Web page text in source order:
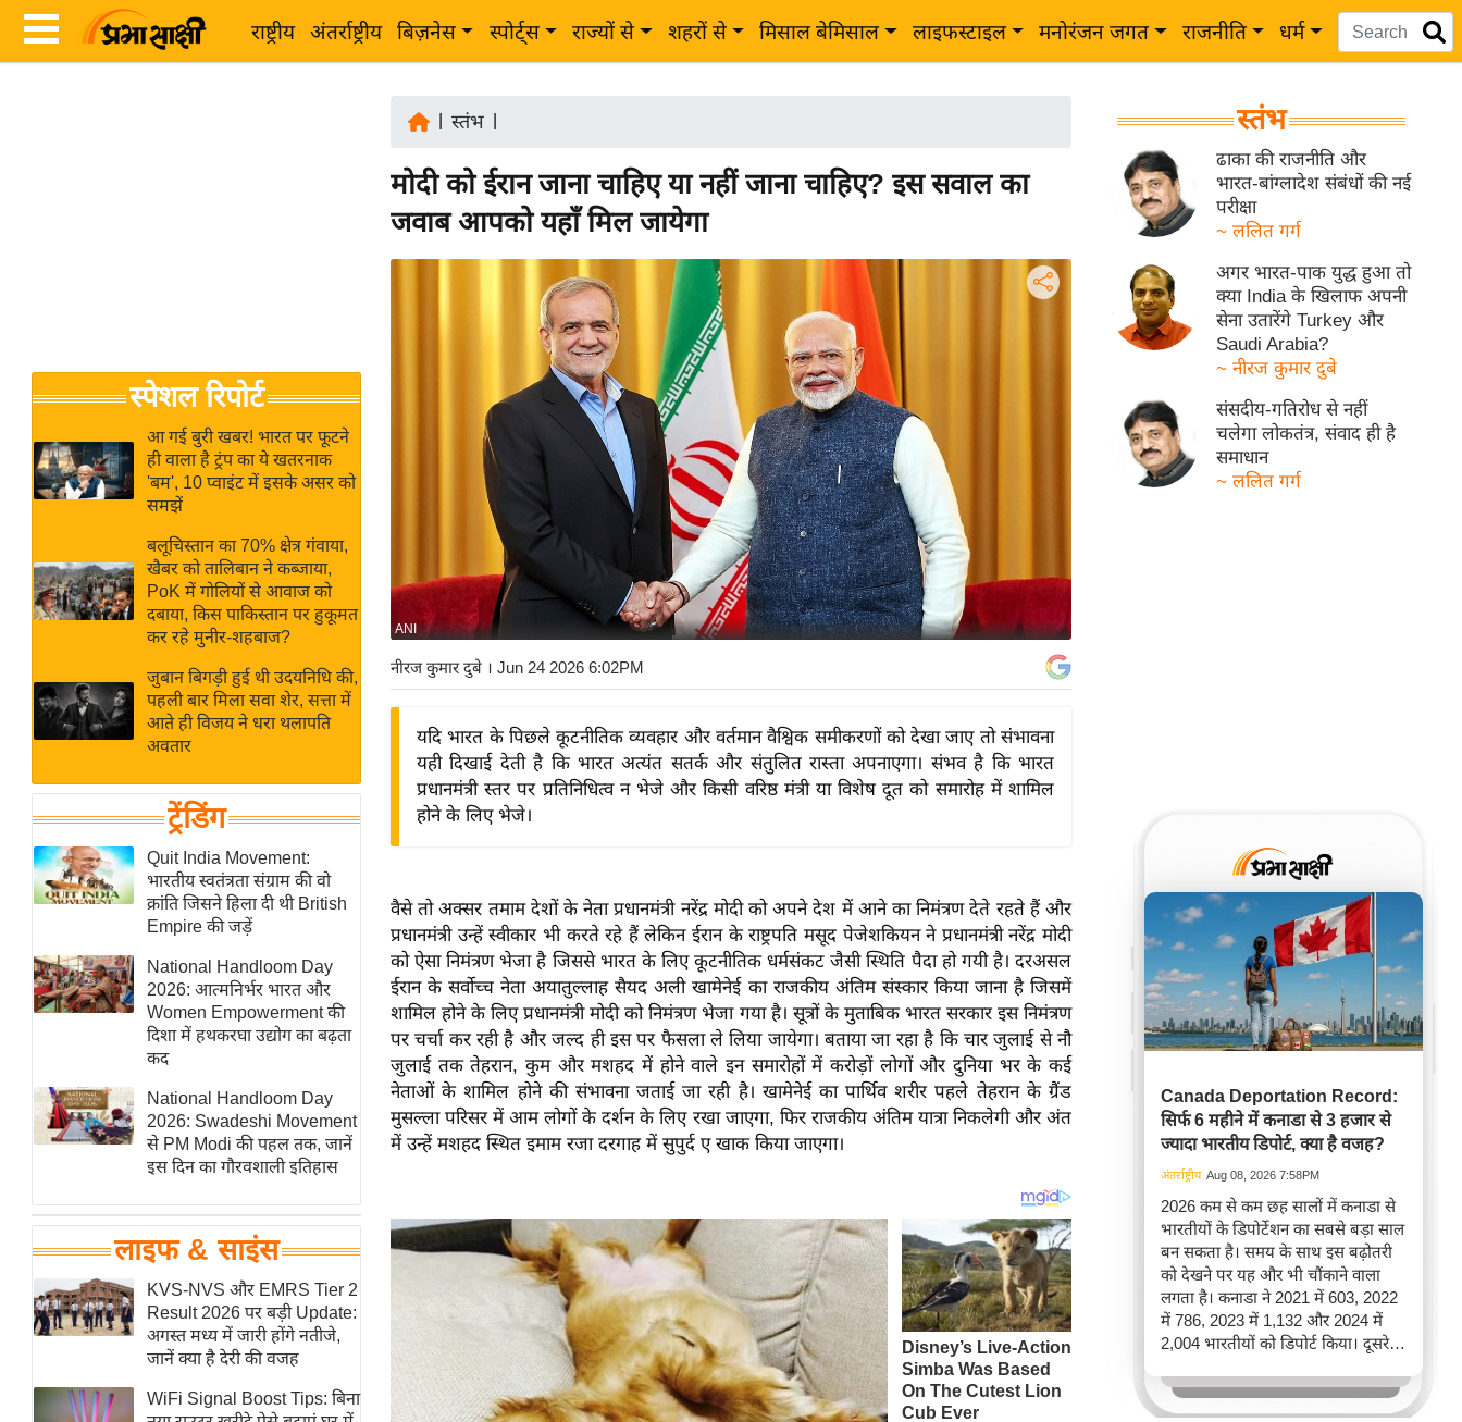
राष्ट्रीय अंतर्राष्ट्रीय बिज़नेस स्पोर्ट्स राज्यों से शहरों से मिसाल बेमिसाल लाइफस्टाइल मनोरंजन जगत राजनीति धर्म
Breaking
News in
Hindi
Hindi
Hindi
Videos
जगत
राय
बजट
क्रिकेट
IPL
2026
ई-पेपर
मिसाल बेमिसाल
शख्सियत
यंग इंडिया
साहित्य जगत
ऑटो वर्ल्ड
न्यूज ब्रीफ
मनोरंजन जगत
बॉलीवुड
हॉलीवुड
फिल्म समीक्षा
Breaking
News
लाइफस्टाइल
टेक्नॉलॉजी
घरेलू नुस्खे
पर्यटन स्थल
फिटनेस मंत्रा
रिलेशनशिप
राजनीति
विश्लेषण
स्पेशल रिपोर्ट
आ गई बुरी खबर! भारत पर फूटने
ही वाला है ट्रंप का ये खतरनाक
'बम', 10 प्वाइंट में इसके असर को
समझें
बलूचिस्तान का 70% क्षेत्र गंवाया,
खैबर को तालिबान ने कब्जाया,
PoK में गोलियों से आवाज को
दबाया, किस पाकिस्तान पर हुकूमत
कर रहे मुनीर-शहबाज?
जुबान बिगड़ी हुई थी उदयनिधि की,
पहली बार मिला सवा शेर, सत्ता में
आते ही विजय ने धरा थलापति
अवतार
ट्रेंडिंग
Quit India Movement:
भारतीय स्वतंत्रता संग्राम की वो
क्रांति जिसने हिला दी थी British
Empire की जड़ें
National Handloom Day
2026: आत्मनिर्भर भारत और
Women Empowerment की
दिशा में हथकरघा उद्योग का बढ़ता
कद
National Handloom Day
2026: Swadeshi Movement
से PM Modi की पहल तक, जानें
इस दिन का गौरवशाली इतिहास
लाइफ & साइंस
KVS-NVS और EMRS Tier 2
Result 2026 पर बड़ी Update:
अगस्त मध्य में जारी होंगे नतीजे,
जानें क्या है देरी की वजह
WiFi Signal Boost Tips: बिना
स्तंभ
मोदी को ईरान जाना चाहिए या नहीं जाना चाहिए? इस सवाल का
जवाब आपको यहाँ मिल जायेगा
ANI
नीरज कुमार दुबे । Jun 24 2026 6:02PM
यदि भारत के पिछले कूटनीतिक व्यवहार और वर्तमान वैश्विक समीकरणों को देखा जाए तो संभावना
यही दिखाई देती है कि भारत अत्यंत सतर्क और संतुलित रास्ता अपनाएगा। संभव है कि भारत
प्रधानमंत्री स्तर पर प्रतिनिधित्व न भेजे और किसी वरिष्ठ मंत्री या विशेष दूत को समारोह में शामिल
होने के लिए भेजे।
वैसे तो अक्सर तमाम देशों के नेता प्रधानमंत्री नरेंद्र मोदी को अपने देश में आने का निमंत्रण देते रहते हैं और
प्रधानमंत्री उन्हें स्वीकार भी करते रहे हैं लेकिन ईरान के राष्ट्रपति मसूद पेजेशकियन ने प्रधानमंत्री नरेंद्र मोदी
को ऐसा निमंत्रण भेजा है जिससे भारत के लिए कूटनीतिक धर्मसंकट जैसी स्थिति पैदा हो गयी है। दरअसल
ईरान के सर्वोच्च नेता अयातुल्लाह सैयद अली खामेनेई का राजकीय अंतिम संस्कार किया जाना है जिसमें
शामिल होने के लिए प्रधानमंत्री मोदी को निमंत्रण भेजा गया है। सूत्रों के मुताबिक भारत सरकार इस निमंत्रण
पर चर्चा कर रही है और जल्द ही इस पर फैसला ले लिया जायेगा। बताया जा रहा है कि चार जुलाई से नौ
जुलाई तक तेहरान, कुम और मशहद में होने वाले इन समारोहों में करोड़ों लोगों और दुनिया भर के कई
नेताओं के शामिल होने की संभावना जताई जा रही है। खामेनेई का पार्थिव शरीर पहले तेहरान के ग्रैंड
मुसल्ला परिसर में आम लोगों के दर्शन के लिए रखा जाएगा, फिर राजकीय अंतिम यात्रा निकलेगी और अंत
में उन्हें मशहद स्थित इमाम रजा दरगाह में सुपुर्द ए खाक किया जाएगा।
स्तंभ
ढाका की राजनीति और
भारत-बांग्लादेश संबंधों की नई
परीक्षा
~ ललित गर्ग
अगर भारत-पाक युद्ध हुआ तो
क्या India के खिलाफ अपनी
सेना उतारेंगे Turkey और
Saudi Arabia?
~ नीरज कुमार दुबे
संसदीय-गतिरोध से नहीं
चलेगा लोकतंत्र, संवाद ही है
समाधान
~ ललित गर्ग
Canada Deportation Record:
सिर्फ 6 महीने में कनाडा से 3 हजार से
ज्यादा भारतीय डिपोर्ट, क्या है वजह?
अंतर्राष्ट्रीय Aug 08, 2026 7:58PM
2026 कम से कम छह सालों में कनाडा से
भारतीयों के डिपोर्टेशन का सबसे बड़ा साल
बन सकता है। समय के साथ इस बढ़ोतरी
को देखने पर यह और भी चौंकाने वाला
लगता है। कनाडा ने 2021 में 603, 2022
में 786, 2023 में 1,132 और 2024 में
2,004 भारतीयों को डिपोर्ट किया। दूसरे
पूरे साल की तुलना में 2026 की पहली
छमाही में ज़्यादा भारतीयों को वापस भेजा